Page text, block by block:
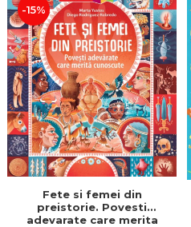
-15%
Fete si femei din
preistorie. Povesti
adevarate care merita